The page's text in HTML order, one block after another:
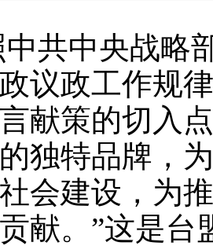
中共中央战略
议政工作规
献策的切入
独特品牌，
会建设，为
献。”这是台